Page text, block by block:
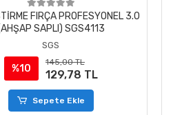
FIRÇA PROFESYONEL 3.0
SAPLI) SGS4113
SGS
%10
145,00 TL
129,78 TL
Sepete Ekle